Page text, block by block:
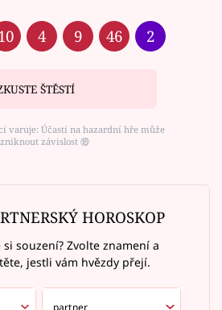
4 9 46 2
ŠTĚSTÍ
varuje: Účastí na hazardní hře může
závislost ⑱
HOROSKOP
si souzení? Zvolte znamení a
jestli vám hvězdy přejí.